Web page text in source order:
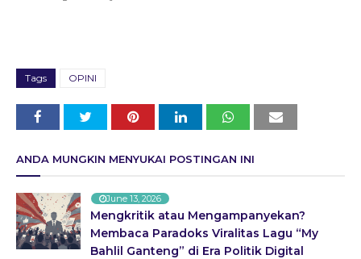
Tags OPINI
ANDA MUNGKIN MENYUKAI POSTINGAN INI
June 13, 2026
Mengkritik atau Mengampanyekan?
Membaca Paradoks Viralitas Lagu “My
Bahlil Ganteng” di Era Politik Digital